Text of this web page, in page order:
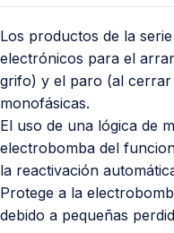
Los productos de la
electrónicos para el
grifo) y el paro (al
monofásicas.
El uso de una lógica de
electrobomba del
la reactivación
Protege a la
debido a pequeñas